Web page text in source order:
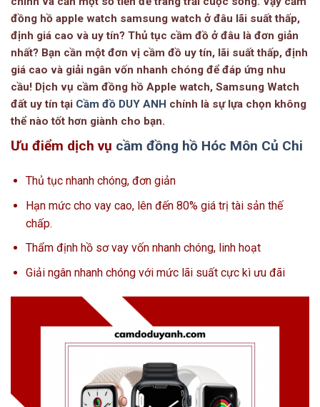
đồng hồ apple watch samsung watch ở đâu lãi suất thấp,
định giá cao và uy tín? Thủ tục cầm đồ ở đâu là đơn giản
nhất? Bạn cần một đơn vị cầm đồ uy tín, lãi suất thấp, định
giá cao và giải ngân vốn nhanh chóng để đáp ứng nhu
cầu! Dịch vụ cầm đồng hồ Apple watch, Samsung Watch
đất uy tín tại Cầm đồ DUY ANH chính là sự lựa chọn không
thể nào tốt hơn giành cho bạn.
Ưu điểm dịch vụ cầm đồng hồ Hóc Môn Củ Chi
Thủ tục nhanh chóng, đơn giản
Hạn mức cho vay cao, lên đến 80% giá trị tài sản thế
chấp.
Thẩm định hồ sơ vay vốn nhanh chóng, linh hoạt
Giải ngân nhanh chóng với mức lãi suất cực kì ưu đãi